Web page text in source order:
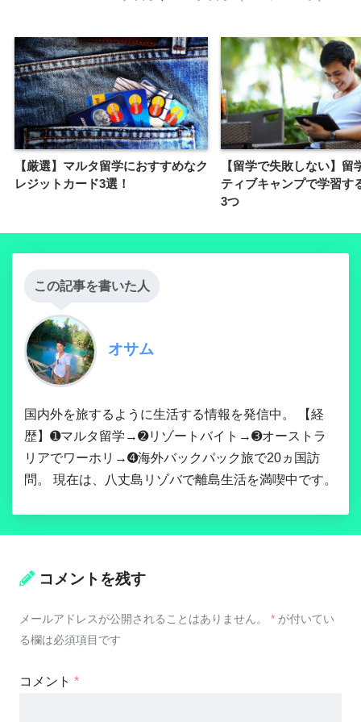
【厳選】マルタ留学におすすめなク
レジットカード3選！
【留学で失敗しない】留
ティブキャンプで学習す
3つ
この記事を書いた人
オサム
国内外を旅するように生活する情報を発信中。 【経
歴】➊マルタ留学→➋リゾートバイト→➌オーストラ
リアでワーホリ→➍海外バックパック旅で20ヵ国訪
問。 現在は、八丈島リゾバで離島生活を満喫中です。
コメントを残す
メールアドレスが公開されることはありません。 * が付いてい
る欄は必須項目です
コメント *